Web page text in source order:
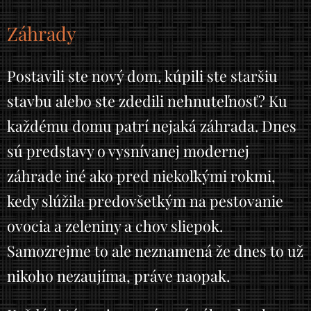
Záhrady
Postavili ste nový dom, kúpili ste staršiu
stavbu alebo ste zdedili nehnuteľnosť? Ku
každému domu patrí nejaká záhrada. Dnes
sú predstavy o vysnívanej modernej
záhrade iné ako pred niekoľkými rokmi,
kedy slúžila predovšetkým na pestovanie
ovocia a zeleniny a chov sliepok.
Samozrejme to ale neznamená že dnes to už
nikoho nezaujíma, práve naopak.